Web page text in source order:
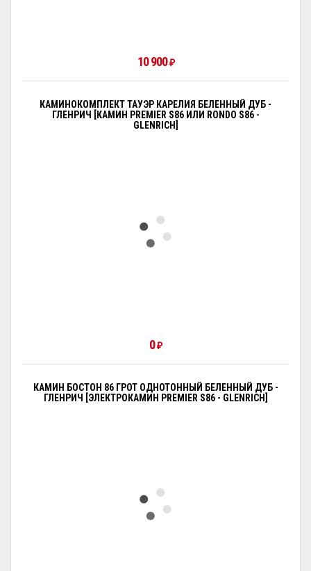
10 900₽
КАМИНОКОМПЛЕКТ ТАУЭР КАРЕЛИЯ БЕЛЕННЫЙ ДУБ -
ГЛЕНРИЧ [КАМИН PREMIER S86 ИЛИ RONDO S86 -
GLENRICH]
0₽
КАМИН БОСТОН 86 ГРОТ ОДНОТОННЫЙ БЕЛЕННЫЙ ДУБ -
ГЛЕНРИЧ [ЭЛЕКТРОКАМИН PREMIER S86 - GLENRICH]